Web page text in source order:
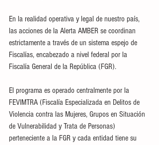
En la realidad operativa y legal de nuestro país,
las acciones de la Alerta AMBER se coordinan
estrictamente a través de un sistema espejo de
Fiscalías, encabezado a nivel federal por la
Fiscalía General de la República (FGR).
El programa es operado centralmente por la
FEVIMTRA (Fiscalía Especializada en Delitos de
Violencia contra las Mujeres, Grupos en Situación
de Vulnerabilidad y Trata de Personas)
perteneciente a la FGR y cada entidad tiene su